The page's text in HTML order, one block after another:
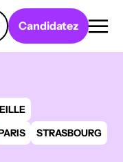
Candidatez
STRASBOURG